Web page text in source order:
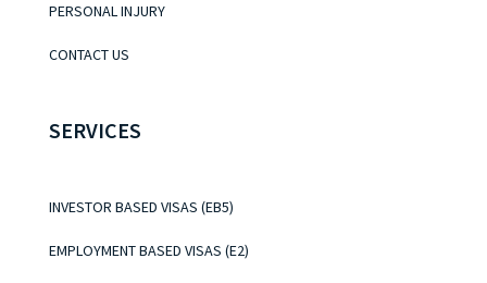
PERSONAL INJURY
CONTACT US
SERVICES
INVESTOR BASED VISAS (EB5)
EMPLOYMENT BASED VISAS (E2)